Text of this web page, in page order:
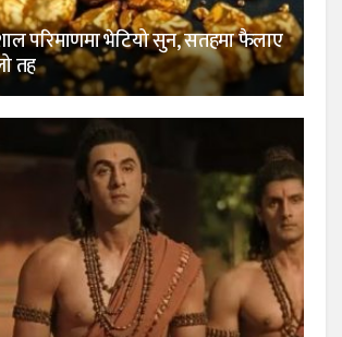
परिमाणमा भेटियो सुन, सतहमा फैलाए
तह